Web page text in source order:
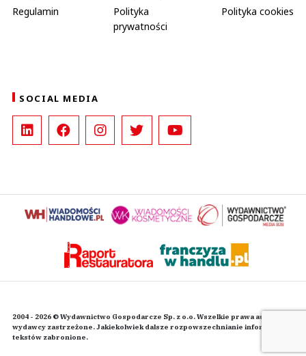
Regulamin
Polityka
prywatności
Polityka cookies
SOCIAL MEDIA
2004 - 2026 © Wydawnictwo Gospodarcze Sp. z o.o. Wszelkie prawa autorskie
wydawcy zastrzeżone. Jakiekolwiek dalsze rozpowszechnianie informacji i
tekstów zabronione.